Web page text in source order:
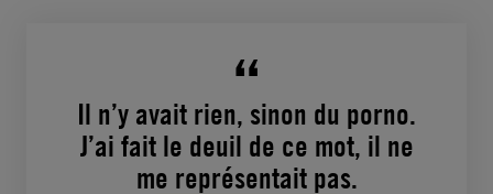
Il n’y avait rien, sinon du porno.
J’ai fait le deuil de ce mot, il ne
me représentait pas.